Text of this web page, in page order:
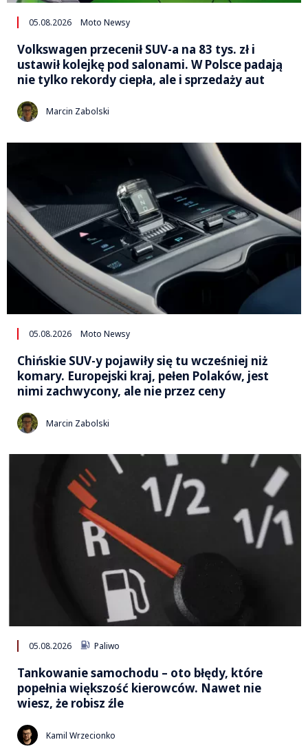
05.08.2026 Moto Newsy
Volkswagen przecenił SUV-a na 83 tys. zł i
ustawił kolejkę pod salonami. W Polsce padają
nie tylko rekordy ciepła, ale i sprzedaży aut
Marcin Zabolski
05.08.2026 Moto Newsy
Chińskie SUV-y pojawiły się tu wcześniej niż
komary. Europejski kraj, pełen Polaków, jest
nimi zachwycony, ale nie przez ceny
Marcin Zabolski
05.08.2026 Paliwo
Tankowanie samochodu – oto błędy, które
popełnia większość kierowców. Nawet nie
wiesz, że robisz źle
Kamil Wrzecionko